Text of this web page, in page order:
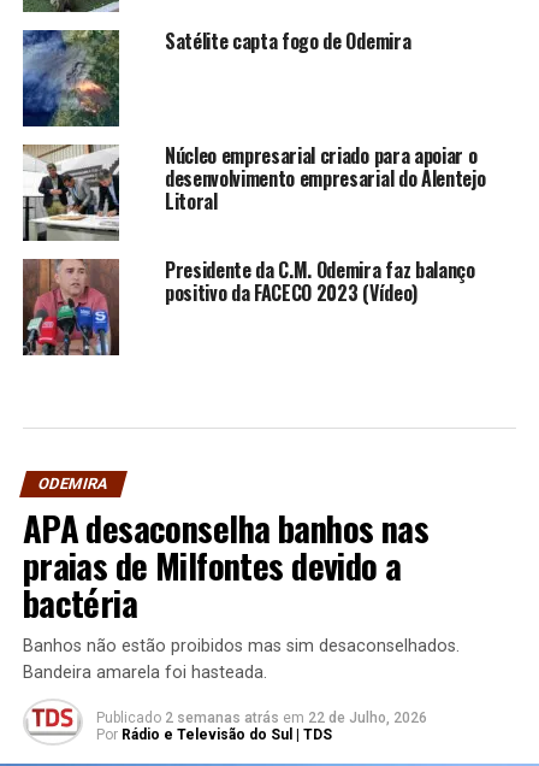
Satélite capta fogo de Odemira
Núcleo empresarial criado para apoiar o
desenvolvimento empresarial do Alentejo
Litoral
Presidente da C.M. Odemira faz balanço
positivo da FACECO 2023 (Vídeo)
ODEMIRA
APA desaconselha banhos nas
praias de Milfontes devido a
bactéria
Banhos não estão proibidos mas sim desaconselhados.
Bandeira amarela foi hasteada.
Publicado 2 semanas atrás em 22 de Julho, 2026
Por Rádio e Televisão do Sul | TDS